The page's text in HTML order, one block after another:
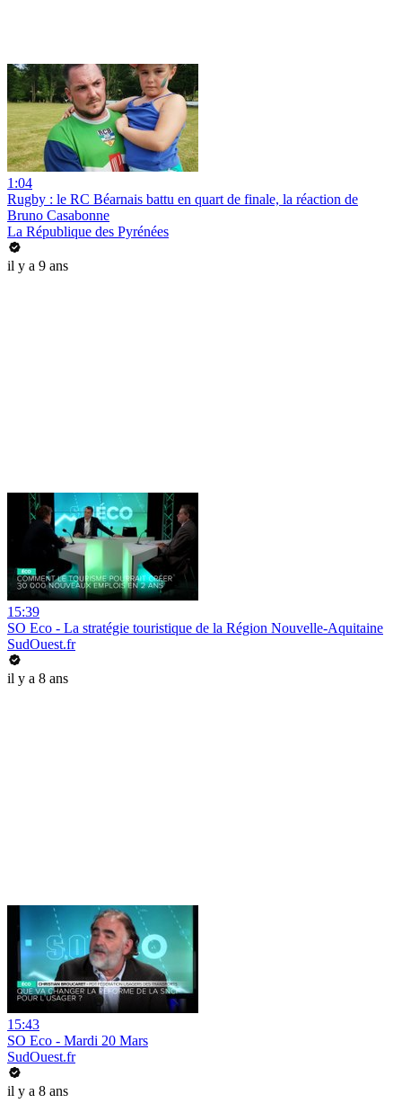
1:04
Rugby : le RC Béarnais battu en quart de finale, la réaction de
Bruno Casabonne
La République des Pyrénées
il y a 9 ans
15:39
SO Eco - La stratégie touristique de la Région Nouvelle-Aquitaine
SudOuest.fr
il y a 8 ans
15:43
SO Eco - Mardi 20 Mars
SudOuest.fr
il y a 8 ans